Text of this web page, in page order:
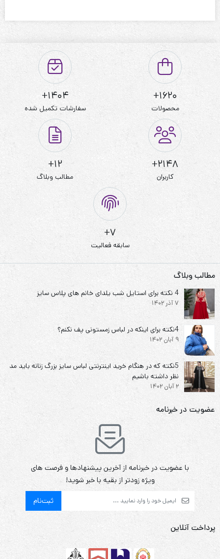
1620+
محصولات
1404+
سفارشات تکمیل شده
2148+
کاربران
12+
مطالب وبلاگ
7+
سابقه فعالیت
مطالب وبلاگ
4 نکته برای استایل شب یلدای خانم های پلاس سایز
7 آذر 1402
4نکته برای اینکه در لباس زمستونی پف نکنم؟
9 آبان 1402
5نکته که در هنگام خرید اینترنتی لباس سایز بزرگ زنانه باید مد
نظر داشته باشیم
2 آبان 1402
عضویت در خبرنامه
با عضویت در خبرنامه از آخرین پیشنهادها و فرصت های
ویژه زودتر از بقیه با خبر شوید!
ثبت‌نام
پرداخت آنلاین